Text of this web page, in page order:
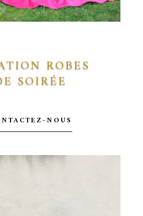
ROBES
SOIRÉE
NOUS